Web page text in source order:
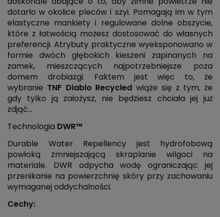
dotarło w okolice pleców i szyi. Pomagają im w tym
elastyczne mankiety i regulowane dolne obszycie,
które z łatwością możesz dostosować do własnych
preferencji. Atrybuty praktyczne wyeksponowano w
formie dwóch głębokich kieszeni zapinanych na
zamek, mieszczących najpotrzebniejsze poza
domem drobiazgi. Faktem jest więc to, że
wybranie TNF Diablo Recycled wiąże się z tym, że
gdy tylko ją założysz, nie będziesz chciała jej już
zdjąć...
Technologia DWR™
Durable Water Repellency jest hydrofobową
powłoką zmniejszającą skraplanie wilgoci na
materiale. DWR odpycha wodę ograniczając jej
przenikanie na powierzchnię skóry przy zachowaniu
wymaganej oddychalności.
Cechy: